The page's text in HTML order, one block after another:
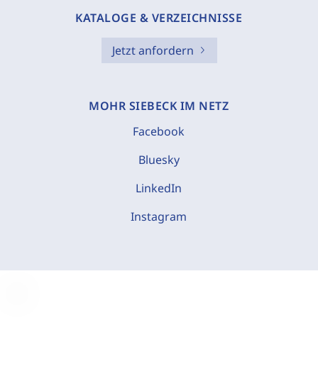
KATALOGE & VERZEICHNISSE
Jetzt anfordern
MOHR SIEBECK IM NETZ
Facebook
Bluesky
LinkedIn
Instagram